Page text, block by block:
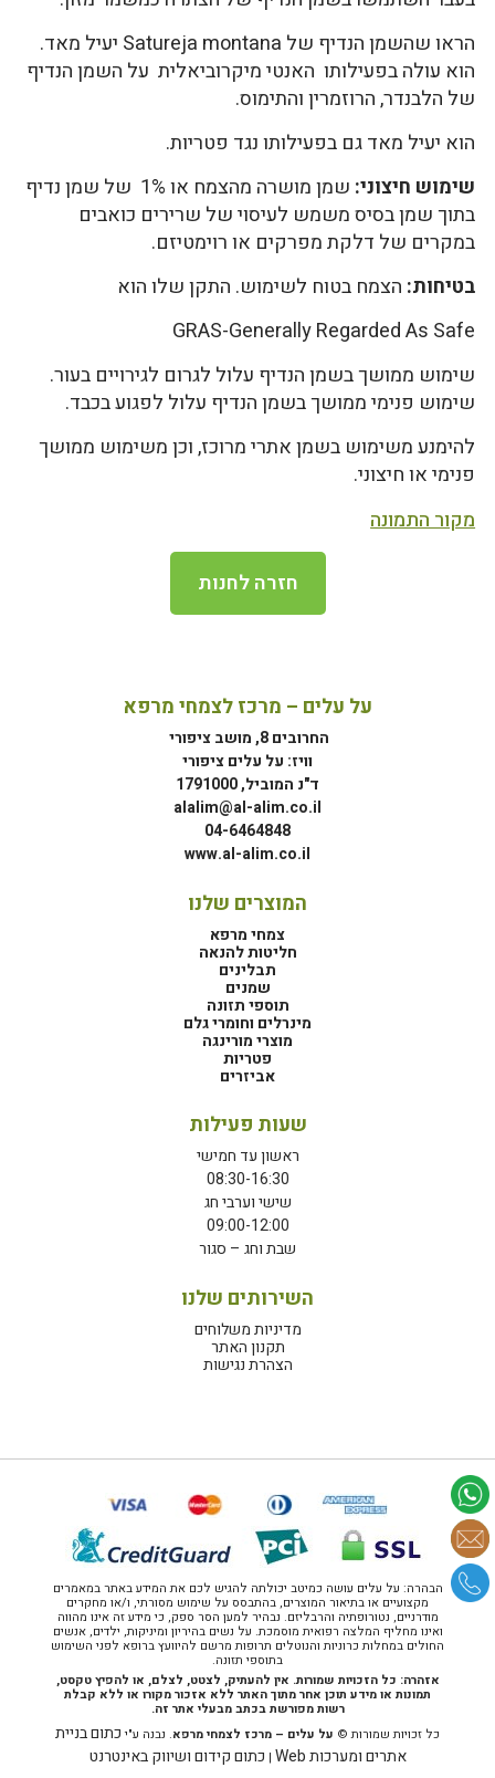
הראו שהשמן הנדיף של Satureja montana יעיל מאד.
הוא עולה בפעילותו האנטי מיקרוביאלית על השמן הנדיף
של הלבנדר, הרוזמרין והתימוס.
הוא יעיל מאד גם בפעילותו נגד פטריות.
שימוש חיצוני:
שמן מושרה מהצמח או 1% של שמן נדיף
בתוך שמן בסיס משמש לעיסוי של שרירים כואבים
במקרים של דלקת מפרקים או רוימטיזם.
בטיחות: הצמח בטוח לשימוש. התקן שלו הוא
GRAS-Generally Regarded As Safe
שימוש ממושך בשמן הנדיף עלול לגרום לגירויים בעור.
שימוש פנימי ממושך בשמן הנדיף עלול לפגוע בכבד.
להימנע משימוש בשמן אתרי מרוכז, וכן משימוש ממושך
פנימי או חיצוני.
מקור התמונה
חזרה לחנות
על עלים – מרכז לצמחי מרפא
החרובים 8, מושב ציפורי
וויז: על עלים ציפורי
ד"נ המוביל, 1791000
alalim@al-alim.co.il
04-6464848
www.al-alim.co.il
המוצרים שלנו
צמחי מרפא
חליטות להנאה
תבלינים
שמנים
תוספי תזונה
מינרלים וחומרי גלם
מוצרי מורינגה
פטריות
אביזרים
שעות פעילות
ראשון עד חמישי
08:30-16:30
שישי וערבי חג
09:00-12:00
שבת וחג – סגור
השירותים שלנו
מדיניות משלוחים
תקנון האתר
הצהרת נגישות
הבהרה: על עלים עושה כמיטב יכולתה להגיש לכם את המידע באתר במאמרים
מקצועיים או בתיאור המוצרים, בהתבסס על שימוש מסורתי, ו/או מחקרים
מודרניים, נטורופתיה והרבליזם. נבהיר למען הסר ספק, כי מידע זה אינו מהווה
ואינו מחליף המלצה רפואית מוסמכת. על נשים בהיריון ומיניקות, ילדים, אנשים
החולים במחלות כרוניות והנוטלים תרופות מרשם להיוועץ ברופא לפני השימוש
בתוספי תזונה.
אזהרה: כל הזכויות שמורות. אין להעתיק, לצטט, לצלם, או להפיץ טקסט,
תמונות או מידע תוכן אחר מתוך האתר ללא אזכור מקורו או ללא קבלת
רשות מפורשת בכתב מבעלי אתר זה.
כל זכויות שמורות © על עלים – מרכז לצמחי מרפא. נבנה ע"יכתום בניית
אתרים ומערכות Web
| כתום קידום ושיווק באינטרנט